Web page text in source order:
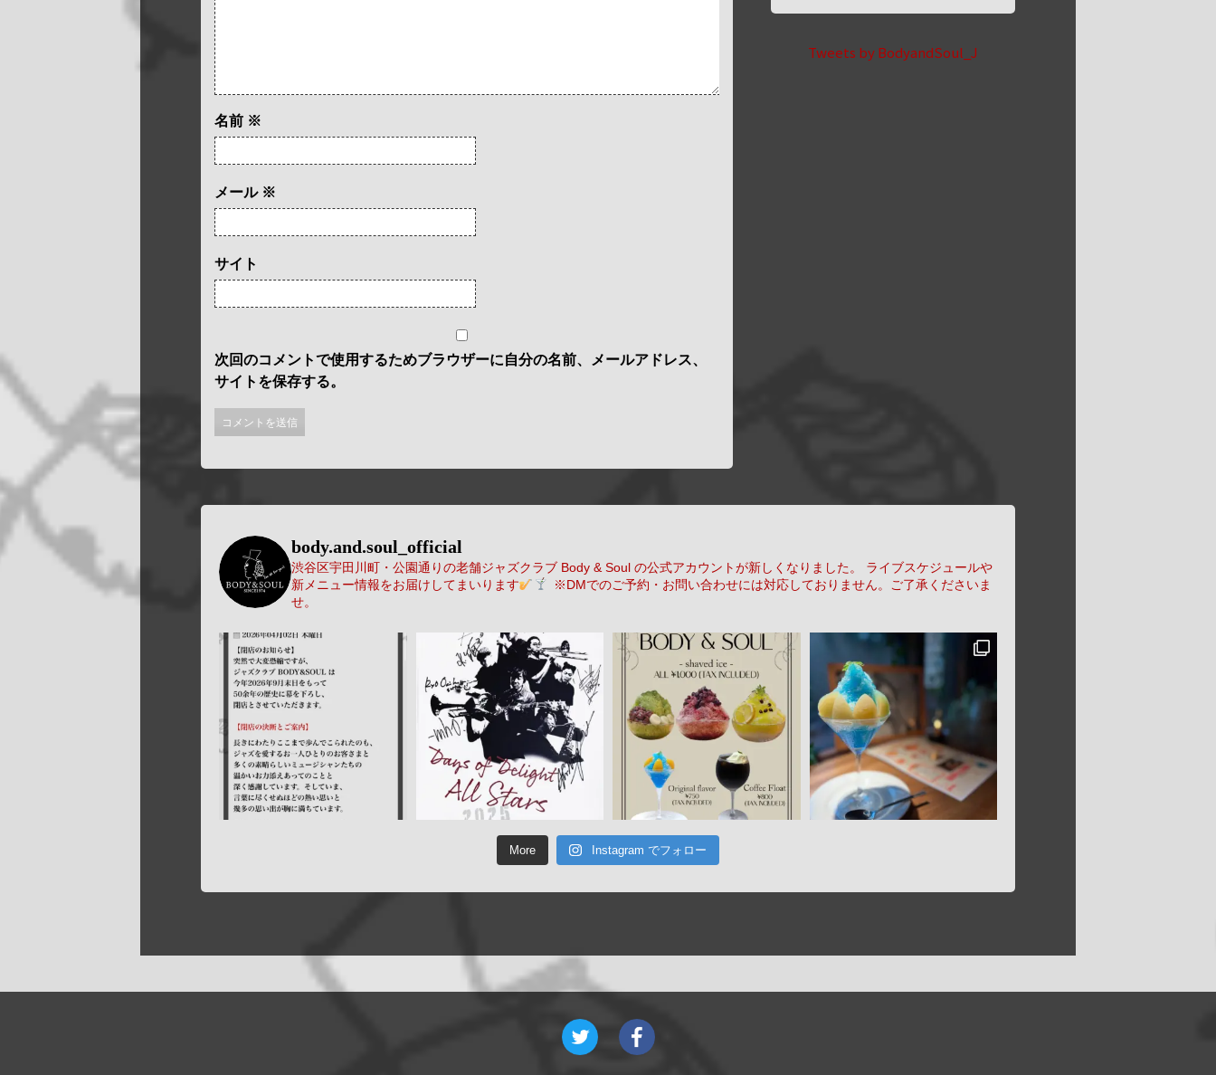
名前 ※
メール ※
サイト
次回のコメントで使用するためブラウザーに自分の名前、メールアドレス、
サイトを保存する。
Tweets by BodyandSoul_J
body.and.soul_official
渋谷区宇田川町・公園通りの老舗ジャズクラブ Body & Soul の公式アカウントが新しくなりました。
ライブスケジュールや
新メニュー情報をお届けしてまいります
※DMでのご予約・お問い合わせには対応しておりません。ご了承くださいま
せ。
More Instagram でフォロー